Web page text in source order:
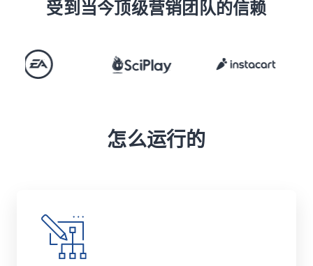
受到当今顶级营销团队的信赖
怎么运行的